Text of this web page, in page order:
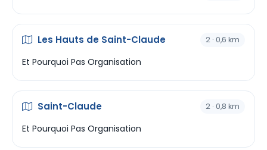
Les Hauts de Saint-Claude 2 · 0,6 km
Et Pourquoi Pas Organisation
Saint-Claude 2 · 0,8 km
Et Pourquoi Pas Organisation